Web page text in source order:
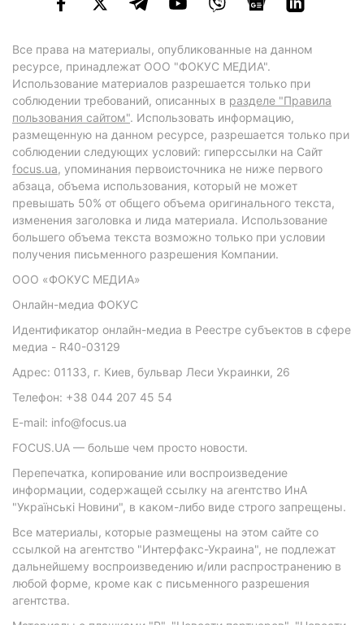
Все права на материалы, опубликованные на данном
ресурсе, принадлежат ООО "ФОКУС МЕДИА".
Использование материалов разрешается только при
соблюдении требований, описанных в разделе "Правила
пользования сайтом". Использовать информацию,
размещенную на данном ресурсе, разрешается только при
соблюдении следующих условий: гиперссылки на Сайт
focus.ua, упоминания первоисточника не ниже первого
абзаца, объема использования, который не может
превышать 50% от общего объема оригинального текста,
изменения заголовка и лида материала. Использование
большего объема текста возможно только при условии
получения письменного разрешения Компании.
ООО «ФОКУС МЕДИА»
Онлайн-медиа ФОКУС
Идентификатор онлайн-медиа в Реестре субъектов в сфере
медиа - R40-03129
Адрес: 01133, г. Киев, бульвар Леси Украинки, 26
Телефон: +38 044 207 45 54
E-mail: info@focus.ua
FOCUS.UA — больше чем просто новости.
Перепечатка, копирование или воспроизведение
информации, содержащей ссылку на агентство ИнА
"Українські Новини", в каком-либо виде строго запрещены.
Все материалы, которые размещены на этом сайте со
ссылкой на агентство "Интерфакс-Украина", не подлежат
дальнейшему воспроизведению и/или распространению в
любой форме, кроме как с письменного разрешения
агентства.